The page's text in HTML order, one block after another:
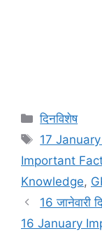
Categories
दिनविशेष
Tags
17
Important
Knowledge,
16 जानेवारी
16 January